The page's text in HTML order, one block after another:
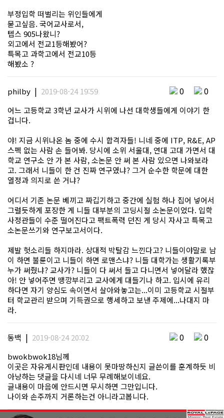
부정입학 떠벌리는 위인들에게
묻고싶음. 국어교사로서,
텝스 905나왔니?
외고에서 전교1등해봤어?
특목고 과학고에서 전교10등
해봤소 ?
philby | 2019-08-24 19:59 0 0
어느 고등학교 3학년 교사가 시위에 나선 대학생들에게 이야기 한
겁니다.
야! 지금 시위나온 놈 중에 수시 합격자들! 니네 중에 ITP, R&E, AP
스펙 없는 사람 손 들어봐. 당시에 소위 서울대, 연대 고대 가면서 대
학교 연구소 안 가 본 사람, 소논문 안 써 본 사람 있으면 나와보라
고. 그래서 니들이 한 건 진짜 연구였냐? 그거 순수한 학문에 대한
열정과 의지로 쓴 거냐?
어디서 기존 논문 베끼고 짜깁기하고 중간에 실험 하나 집어 넣어서
그럴듯하게 포장한 게 니들 대부분의 고딩시절 소논문이었다. 입학
사정관들이 수준 떨어진다고 팩트폭력 던진 게 당시 자사고 특목고
소논문쓰기와 연구보고서이다.
제발 헛소리들 하지마라. 상대적 박탈감 느낀다고? 니들이야말로 남
이 하면 불륜이고 니들이 하면 로맨스냐? 니들 대학가는 생활기록부
누가 써줬냐? 교사가? 니들이 다 써서 들고 다니면서 넣어달라 했잖
아! 안 넣어주면 땡깡부리고 교사에게 대들기나 하고. 입시에 유리
하다면 자기 양심도 속이면서 살아와놓고는...이미 고등학교 시절부
터 학교관리 받으며 기득권으로 행세하고 보낸 주제에...나대지 마
라.
동백 | 2019-08-24 20:02 0 0
bwokbwok18님께
이곳은 자유게시판인데 내용이 못마땅하신지 글쓴이를 훈계하듯 비
아냥하는 댓글을 다시네 너무 무례해보이네요.
글내용이 마음에 안드시면 무시하면 그만입니다.
나이와 손주까지 거론하는건 아니라고봅니다.